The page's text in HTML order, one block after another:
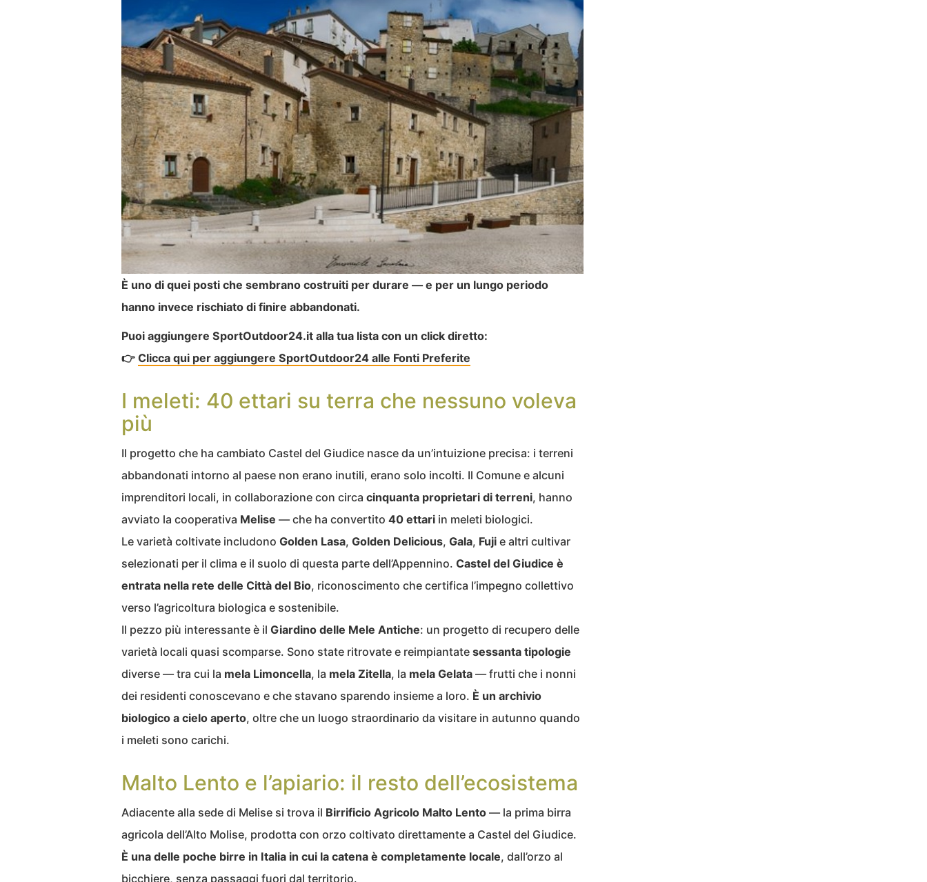
È uno di quei posti che sembrano costruiti per durare — e per un lungo periodo
hanno invece rischiato di finire abbandonati.
Puoi aggiungere SportOutdoor24.it alla tua lista con un click diretto:
👉 Clicca qui per aggiungere SportOutdoor24 alle Fonti Preferite
I meleti: 40 ettari su terra che nessuno voleva
più
Il progetto che ha cambiato Castel del Giudice nasce da un’intuizione precisa: i terreni
abbandonati intorno al paese non erano inutili, erano solo incolti. Il Comune e alcuni
imprenditori locali, in collaborazione con circa cinquanta proprietari di terreni, hanno
avviato la cooperativa Melise — che ha convertito 40 ettari in meleti biologici.
Le varietà coltivate includono Golden Lasa, Golden Delicious, Gala, Fuji e altri cultivar
selezionati per il clima e il suolo di questa parte dell’Appennino. Castel del Giudice è
entrata nella rete delle Città del Bio, riconoscimento che certifica l’impegno collettivo
verso l’agricoltura biologica e sostenibile.
Il pezzo più interessante è il Giardino delle Mele Antiche: un progetto di recupero delle
varietà locali quasi scomparse. Sono state ritrovate e reimpiantate sessanta tipologie
diverse — tra cui la mela Limoncella, la mela Zitella, la mela Gelata — frutti che i nonni
dei residenti conoscevano e che stavano sparendo insieme a loro. È un archivio
biologico a cielo aperto, oltre che un luogo straordinario da visitare in autunno quando
i meleti sono carichi.
Malto Lento e l’apiario: il resto dell’ecosistema
Adiacente alla sede di Melise si trova il Birrificio Agricolo Malto Lento — la prima birra
agricola dell’Alto Molise, prodotta con orzo coltivato direttamente a Castel del Giudice.
È una delle poche birre in Italia in cui la catena è completamente locale, dall’orzo al
bicchiere, senza passaggi fuori dal territorio.